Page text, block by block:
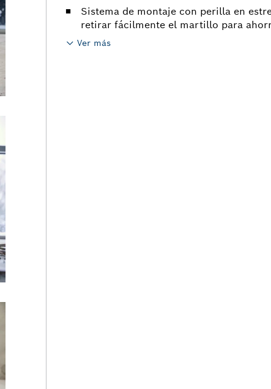
Sistema de montaje con perilla en
retirar fácilmente el martillo para
Ver más